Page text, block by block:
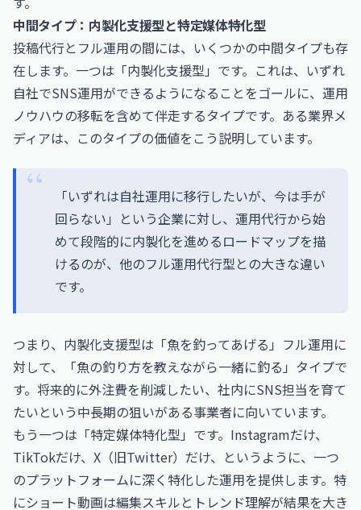
中間タイプ：内製化支援型と特定媒体特化型
投稿代行とフル運用の間には、いくつかの中間タイプも存
在します。一つは「内製化支援型」です。これは、いずれ
自社でSNS運用ができるようになることをゴールに、運用
ノウハウの移転を含めて伴走するタイプです。ある業界メ
ディアは、このタイプの価値をこう説明しています。
「いずれは自社運用に移行したいが、今は手が
回らない」という企業に対し、運用代行から始
めて段階的に内製化を進めるロードマップを描
けるのが、他のフル運用代行型との大きな違い
です。
つまり、内製化支援型は「魚を釣ってあげる」フル運用に
対して、「魚の釣り方を教えながら一緒に釣る」タイプで
す。将来的に外注費を削減したい、社内にSNS担当を育て
たいという中長期の狙いがある事業者に向いています。
もう一つは「特定媒体特化型」です。Instagramだけ、
TikTokだけ、X（旧Twitter）だけ、というように、一つ
のプラットフォームに深く特化した運用を提供します。特
にショート動画は編集スキルとトレンド理解が結果を大き